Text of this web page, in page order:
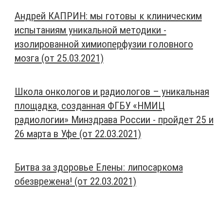
Андрей КАПРИН: мы готовы к клиническим
испытаниям уникальной методики -
изолированной химиоперфузии головного
мозга (от 25.03.2021)
Школа онкологов и радиологов – уникальная
площадка, созданная ФГБУ «НМИЦ
радиологии» Минздрава России - пройдет 25 и
26 марта в Уфе (от 22.03.2021)
Битва за здоровье Елены: липосаркома
обезврежена! (от 22.03.2021)